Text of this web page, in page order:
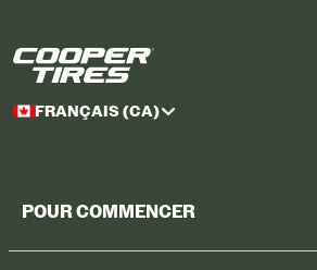
FRANÇAIS (CA)
POUR COMMENCER